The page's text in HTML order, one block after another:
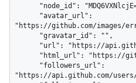
"https://github.com/images/
"https://api.github.com/